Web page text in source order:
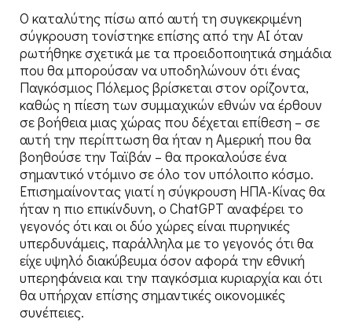
Ο καταλύτης πίσω από αυτή τη συγκεκριμένη
σύγκρουση τονίστηκε επίσης από την AI όταν
ρωτήθηκε σχετικά με τα προειδοποιητικά σημάδια
που θα μπορούσαν να υποδηλώνουν ότι ένας
Παγκόσμιος Πόλεμος βρίσκεται στον ορίζοντα,
καθώς η πίεση των συμμαχικών εθνών να έρθουν
σε βοήθεια μιας χώρας που δέχεται επίθεση – σε
αυτή την περίπτωση θα ήταν η Αμερική που θα
βοηθούσε την Ταϊβάν – θα προκαλούσε ένα
σημαντικό ντόμινο σε όλο τον υπόλοιπο κόσμο.
Επισημαίνοντας γιατί η σύγκρουση ΗΠΑ-Κίνας θα
ήταν η πιο επικίνδυνη, ο ChatGPT αναφέρει το
γεγονός ότι και οι δύο χώρες είναι πυρηνικές
υπερδυνάμεις, παράλληλα με το γεγονός ότι θα
είχε υψηλό διακύβευμα όσον αφορά την εθνική
υπερηφάνεια και την παγκόσμια κυριαρχία και ότι
θα υπήρχαν επίσης σημαντικές οικονομικές
συνέπειες.